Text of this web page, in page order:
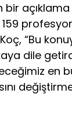
açıklama
“Bu
dile
en